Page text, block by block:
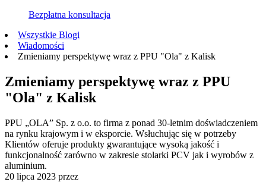
Bezpłatna konsultacja
Wszystkie Blogi
Wiadomości
Zmieniamy perspektywę wraz z PPU "Ola" z Kalisk
Zmieniamy perspektywę wraz z PPU
"Ola" z Kalisk
PPU „OLA” Sp. z o.o. to firma z ponad 30-letnim doświadczeniem
na rynku krajowym i w eksporcie. Wsłuchując się w potrzeby
Klientów oferuje produkty gwarantujące wysoką jakość i
funkcjonalność zarówno w zakresie stolarki PCV jak i wyrobów z
aluminium.
20 lipca 2023 przez